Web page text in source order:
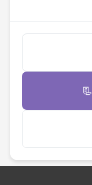
📃